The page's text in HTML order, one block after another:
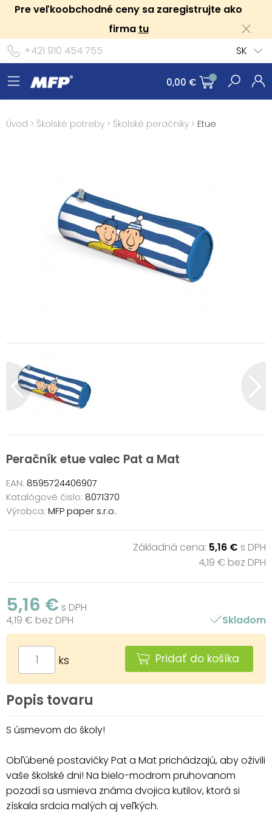
Pre veľkoobchodné ceny sa zaregistrujte ako
firma tu
+421 910 454 755
SK
0,00 €
Úvod > Školské potreby > Školské peračníky > Etue
Peračník etue valec Pat a Mat
EAN: 8595724406907
Katalógové čislo: 8071370
Výrobca: MFP paper s.r.o.
Základná cena: 5,16 € s DPH
4,19 € bez DPH
5,16 € s DPH
4,19 € bez DPH
Skladom
ks Pridať do košíka
Popis tovaru
S úsmevom do školy!
Obľúbené postavičky Pat a Mat prichádzajú, aby oživili
vaše školské dni! Na bielo-modrom pruhovanom
pozadí sa usmieva známa dvojica kutilov, ktorá si
získala srdcia malých aj veľkých.